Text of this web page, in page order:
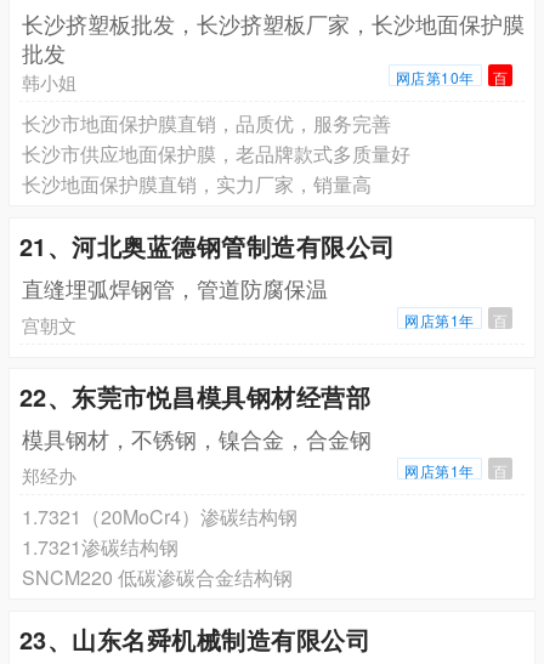
长沙挤塑板批发，长沙挤塑板厂家，长沙地面保护膜
批发
韩小姐 网店第10年 百
长沙市地面保护膜直销，品质优，服务完善
长沙市供应地面保护膜，老品牌款式多质量好
长沙地面保护膜直销，实力厂家，销量高
21、河北奥蓝德钢管制造有限公司
直缝埋弧焊钢管，管道防腐保温
宫朝文 网店第1年 百
22、东莞市悦昌模具钢材经营部
模具钢材，不锈钢，镍合金，合金钢
郑经办 网店第1年 百
1.7321（20MoCr4）渗碳结构钢
1.7321渗碳结构钢
SNCM220 低碳渗碳合金结构钢
23、山东名舜机械制造有限公司